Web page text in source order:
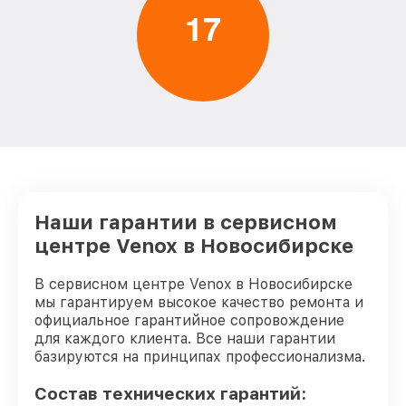
тепловизора Venox
Ремонт Wi-Fi тепловизора Venox
Ремонт разъема тепловизора Venox
17
Наши гарантии в сервисном
центре Venox в Новосибирске
В сервисном центре Venox в Новосибирске
мы гарантируем высокое качество ремонта и
официальное гарантийное сопровождение
для каждого клиента. Все наши гарантии
базируются на принципах профессионализма.
Состав технических гарантий: